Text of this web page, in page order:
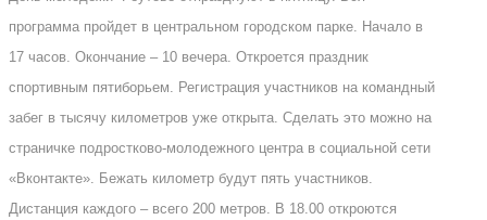
программа пройдет в центральном городском парке. Начало в
17 часов. Окончание – 10 вечера. Откроется праздник
спортивным пятиборьем. Регистрация участников на командный
забег в тысячу километров уже открыта. Сделать это можно на
страничке подростково-молодежного центра в социальной сети
«Вконтакте». Бежать километр будут пять участников.
Дистанция каждого – всего 200 метров. В 18.00 откроются